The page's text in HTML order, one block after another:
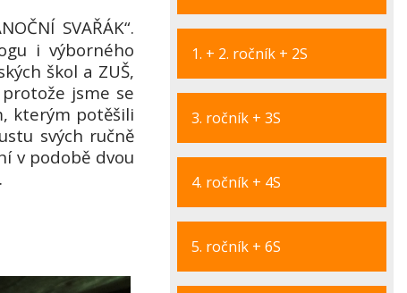
SVAŘÁK“.
i výborného
škol a ZUŠ,
jsme se
kterým potěšili
svých ručně
v podobě dvou
1. + 2. ročník + 2S
3. ročník + 3S
4. ročník + 4S
5. ročník + 6S